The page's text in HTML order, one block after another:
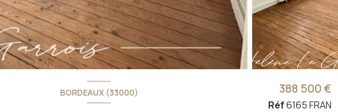
BORDEAUX (33000) 388 500 €
Réf6165 FRAN